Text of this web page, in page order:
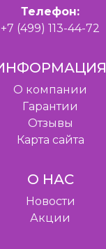
Телефон:
+7 (499) 113-44-72
O компании
Гарантии
Отзывы
Карта сайта
О НАС
Новости
Акции